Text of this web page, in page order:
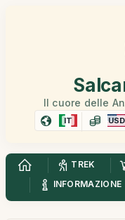
Il cuore delle
IT USD
TREK
INFORMAZIONE